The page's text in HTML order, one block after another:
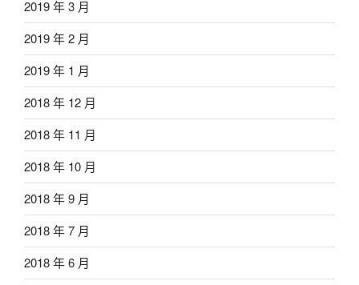
2019 年 3 月
2019 年 2 月
2019 年 1 月
2018 年 12 月
2018 年 11 月
2018 年 10 月
2018 年 9 月
2018 年 7 月
2018 年 6 月